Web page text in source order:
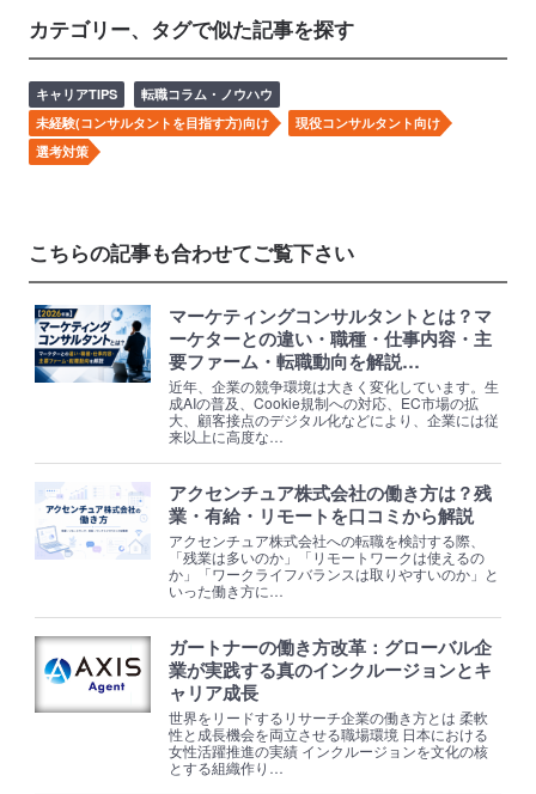
カテゴリー、タグで似た記事を探す
キャリアTIPS
転職コラム・ノウハウ
未経験(コンサルタントを目指す方)向け
現役コンサルタント向け
選考対策
こちらの記事も合わせてご覧下さい
マーケティングコンサルタントとは？マ
ーケターとの違い・職種・仕事内容・主
要ファーム・転職動向を解説…
近年、企業の競争環境は大きく変化しています。生
成AIの普及、Cookie規制への対応、EC市場の拡
大、顧客接点のデジタル化などにより、企業には従
来以上に高度な…
アクセンチュア株式会社の働き方は？残
業・有給・リモートを口コミから解説
アクセンチュア株式会社への転職を検討する際、
「残業は多いのか」「リモートワークは使えるの
か」「ワークライフバランスは取りやすいのか」と
いった働き方に…
ガートナーの働き方改革：グローバル企
業が実践する真のインクルージョンとキ
ャリア成長
世界をリードするリサーチ企業の働き方とは 柔軟
性と成長機会を両立させる職場環境 日本における
女性活躍推進の実績 インクルージョンを文化の核
とする組織作り…